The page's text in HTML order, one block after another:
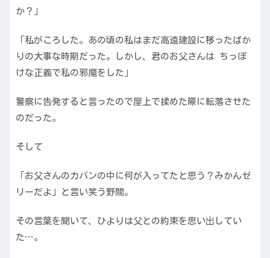
か？」
「私がころした。あの頃の私はまだ高遠建設に移ったばか
りの大事な時期だった。しかし、君のお父さんは ちっぽ
けな正義で私の邪魔をした」
警察に告発すると言ったので屋上で揉めた際に転落させた
のだった。
そして
「お父さんのカバンの中に何が入ってたと思う？みかんゼ
リーだよ」と言い笑う野間。
その言葉を聞いて、ひよりは父との約束を思い出してい
た…。